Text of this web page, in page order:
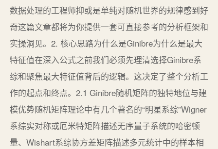
数据处理的工程师抑或是单纯对随机世界的规律感到好
奇这篇文章都将为你提供一套可直接参考的分析框架和
实操洞见。2. 核心思路为什么是Ginibre为什么是最大
特征值在深入公式之前我们必须先理清选择Ginibre系
综和聚焦最大特征值背后的逻辑。这决定了整个分析工
作的起点和终点。2.1 Ginibre随机矩阵的独特地位与建
模优势随机矩阵理论中有几个著名的“明星系综”Wigner
系综实对称或厄米特矩阵描述无序量子系统的哈密顿
量、Wishart系综协方差矩阵描述多元统计中的样本相